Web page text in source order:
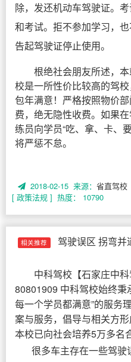
除，发还机动车驾驶证。
和考试。拒不参加学习，
告起驾驶证停止使用。
根绝社会朋友所述，
校是一所性价比较高的驾
包年满意！严格按照物价
费，绝无隐性收费。如果
练员向学员“吃、拿、卡、
将严惩不怠。
2018-02-15 来源：省直驾校
[ 政策法规 ] 热度： 10790
相关推荐 驾驶误区 拐弯并
中科驾校 【石家庄中
80801909 中科驾校始终秉
每一个学员都满意”的服务
案与服务，倡导与相关方
本校已向社会培养5万多名
很多车主存在一些驾